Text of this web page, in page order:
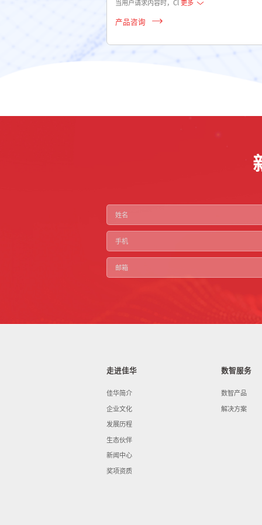
当用户请求内容时，Cl 更多
产品咨询
走进佳华
佳华简介
企业文化
发展历程
生态伙伴
新闻中心
奖项资质
数智服务
数智产品
解决方案